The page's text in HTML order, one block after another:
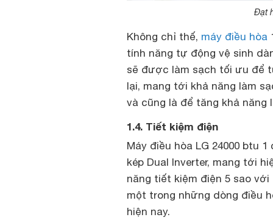
Đạt
Không chỉ thế, máy điều hòa
tính năng tự động vệ sinh
sẽ được làm sạch tối ưu để
lại, mang tới khả năng làm
và cũng là để tăng khả năng
1.4. Tiết kiệm điện
Máy điều hòa LG 24000 btu
kép Dual Inverter, mang tới
năng tiết kiệm điện 5 sao
một trong những dòng điều
hiện nay.